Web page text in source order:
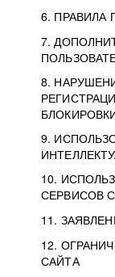
6. ПРАВИЛА
7.
8.
9.
10.
СЕРВИСОВ
11.
12.
САЙТА